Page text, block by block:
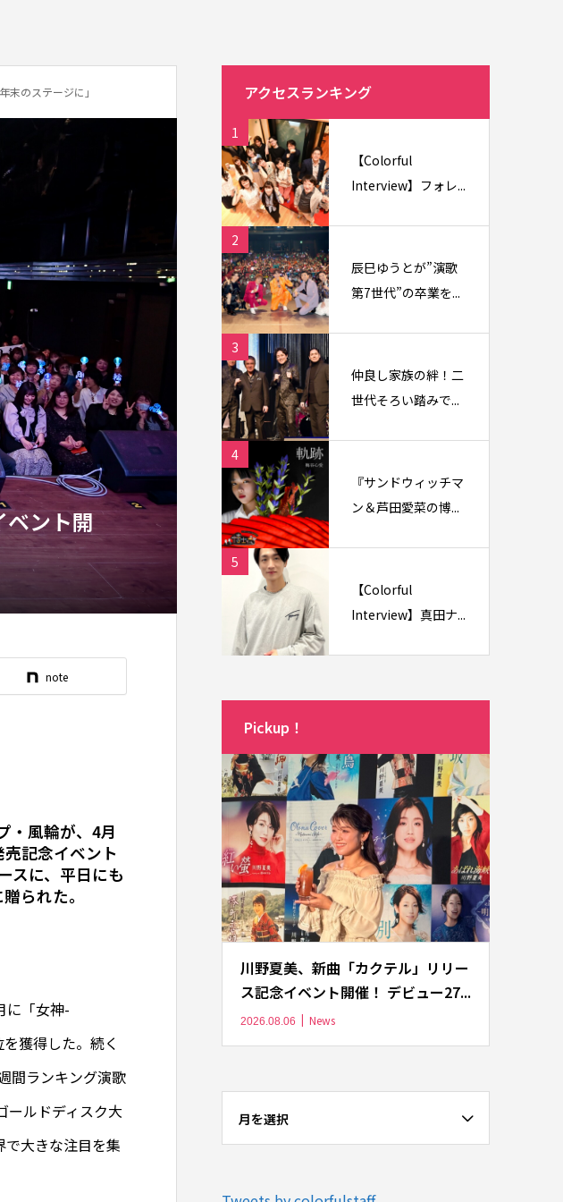
のステージに」
ント開
note
・風輪が、4月
記念イベント
スに、平日にも
られた。
に「女神-
獲得した。続く
間ランキング演歌
ールドディスク大
で大きな注目を集
アクセスランキング
1
【Colorful
Interview】フォレ...
2
辰巳ゆうとが”演歌
第7世代”の卒業を...
3
仲良し家族の絆！二
世代そろい踏みで...
4
『サンドウィッチマ
ン＆芦田愛菜の博...
5
【Colorful
Interview】真田ナ...
Pickup！
川野夏美、新曲「カクテル」リリー
ス記念イベント開催！ デビュー27...
2026.08.06 News
月を選択